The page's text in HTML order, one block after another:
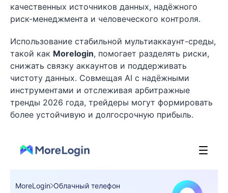
качественных источников данных, надёжного
риск-менеджмента и человеческого контроля.
Использование стабильной мультиаккаунт-среды,
такой как Morelogin, помогает разделять риски,
снижать связку аккаунтов и поддерживать
чистоту данных. Совмещая AI с надёжными
инструментами и отслеживая арбитражные
тренды 2026 года, трейдеры могут формировать
более устойчивую и долгосрочную прибыль.